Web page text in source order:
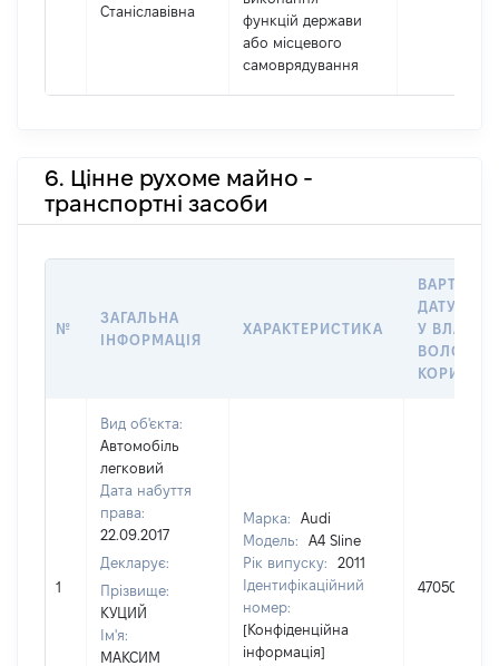
Станіславівна
функцій держави
або місцевого
самоврядування
6. Цінне рухоме майно -
транспортні засоби
№
ЗАГАЛЬНА
ІНФОРМАЦІЯ
ХАРАКТЕРИСТИКА
ВАРТІСТЬ
ДАТУ
У
1
Вид об'єкта:
Автомобіль
легковий
Дата набуття
права:
22.09.2017
Декларує:
Прізвище:
КУЦИЙ
Ім'я:
МАКСИМ
Марка:
Audi
Модель:
A4 Sline
Рік випуску:
2011
Ідентифікаційний
номер:
[Конфіденційна
інформація]
470500